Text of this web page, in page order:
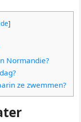
]
Normandie?
ze zwemmen?